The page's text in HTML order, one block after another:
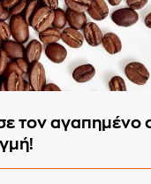
τον αγαπημένο